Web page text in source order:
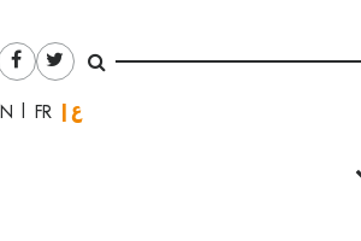
العربية